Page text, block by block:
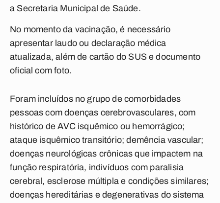
a Secretaria Municipal de Saúde.
No momento da vacinação, é necessário
apresentar laudo ou declaração médica
atualizada, além de cartão do SUS e documento
oficial com foto.
Foram incluídos no grupo de comorbidades
pessoas com doenças cerebrovasculares, com
histórico de AVC isquêmico ou hemorrágico;
ataque isquêmico transitório; demência vascular;
doenças neurológicas crônicas que impactem na
função respiratória, indivíduos com paralisia
cerebral, esclerose múltipla e condições similares;
doenças hereditárias e degenerativas do sistema